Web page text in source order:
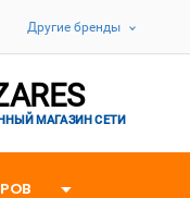
Другие бренды
МАГАЗИН СЕТИ